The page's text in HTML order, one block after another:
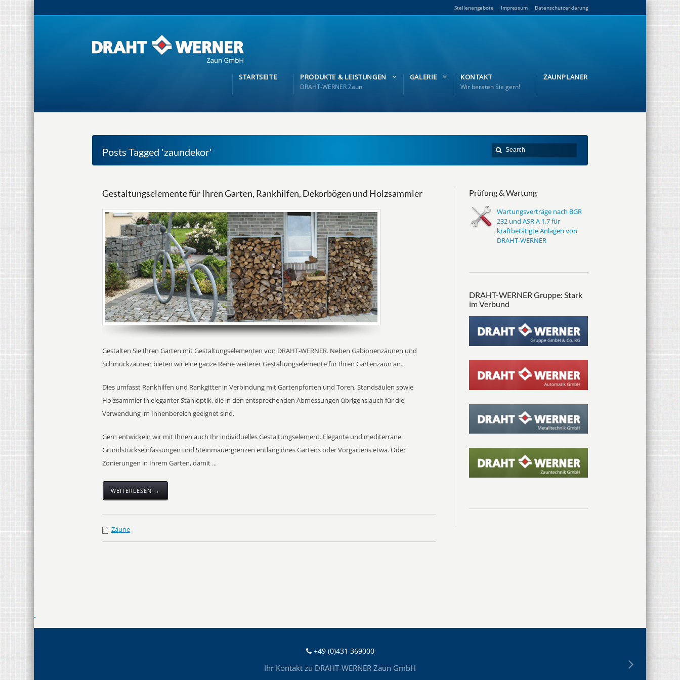
Stellenangebote Impressum Datenschutzerklärung
STARTSEITE PRODUKTE & LEISTUNGEN
DRAHT-WERNER Zaun
GALERIE KONTAKT
Wir beraten Sie gern!
ZAUNPLANER
Posts Tagged 'zaundekor'
Gestaltungselemente für Ihren Garten, Rankhilfen, Dekorbögen und Holzsammler
Gestalten Sie Ihren Garten mit Gestaltungselementen von DRAHT-WERNER. Neben Gabionenzäunen und
Schmuckzäunen bieten wir eine ganze Reihe weiterer Gestaltungselemente für Ihren Gartenzaun an.
Dies umfasst Rankhilfen und Rankgitter in Verbindung mit Gartenpforten und Toren, Standsäulen sowie
Holzsammler in eleganter Stahloptik, die in den entsprechenden Abmessungen übrigens auch für die
Verwendung im Innenbereich geeignet sind.
Gern entwickeln wir mit Ihnen auch Ihr individuelles Gestaltungselement. Elegante und mediterrane
Grundstückseinfassungen und Steinmauergrenzen entlang ihres Gartens oder Vorgartens etwa. Oder
Zonierungen in Ihrem Garten, damit ...
WEITERLESEN →
Zäune
Prüfung & Wartung
Wartungsverträge nach BGR
232 und ASR A 1.7 für
kraftbetätigte Anlagen von
DRAHT-WERNER
DRAHT-WERNER Gruppe: Stark
im Verbund
+49 (0)431 369000
Ihr Kontakt zu DRAHT-WERNER Zaun GmbH